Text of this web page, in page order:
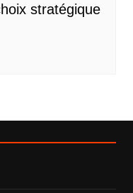
stratégique